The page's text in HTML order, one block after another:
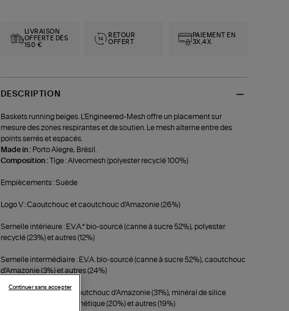
LIVRAISON
OFFERTE DÈS
150 €
RETOUR
OFFERT
PAIEMENT EN
3X,4X
DESCRIPTION
Baskets running beiges. L'Engineered-Mesh offre un placement sur
mesure des zones respirantes et de soutien. Le mesh alterne entre des
points serrés et espacés.
Made in : Porto Alegre, Brésil.
Composition :Tige : Alveomesh (polyester recyclé 100%)
Empiècements : Suède
Logo V : Caoutchouc et caoutchouc d'Amazonie (26%)
Semelle intérieure : E.V.A.* bio-sourcé (canne à sucre 52%), polyester
recyclé (23%) et autres (12%)
Semelle intermédiaire : E.V.A. bio-sourcé (canne à sucre 52%), caoutchouc
d'Amazonie (3%) et autres (24%)
Semelle extérieure : Caoutchouc d'Amazonie (31%), minéral de silice
(30%), caoutchouc synthétique (20%) et autres (19%)
Continuer sans accepter